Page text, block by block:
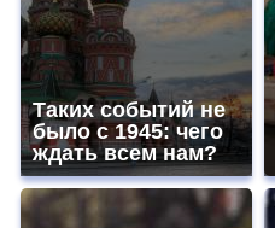
Таких событий не
было с 1945: чего
ждать всем нам?